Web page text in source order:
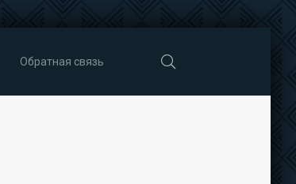
Обратная связь